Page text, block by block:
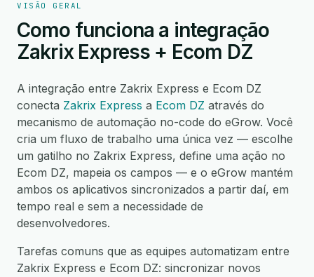
VISÃO GERAL
Como funciona a integração
Zakrix Express + Ecom DZ
A integração entre Zakrix Express e Ecom DZ
conecta Zakrix Express a Ecom DZ através do
mecanismo de automação no-code do eGrow. Você
cria um fluxo de trabalho uma única vez — escolhe
um gatilho no Zakrix Express, define uma ação no
Ecom DZ, mapeia os campos — e o eGrow mantém
ambos os aplicativos sincronizados a partir daí, em
tempo real e sem a necessidade de
desenvolvedores.
Tarefas comuns que as equipes automatizam entre
Zakrix Express e Ecom DZ: sincronizar novos